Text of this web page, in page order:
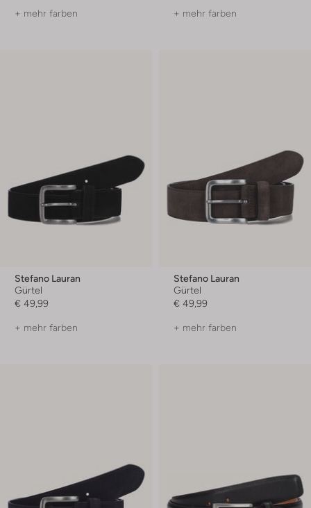
+ mehr farben + mehr farben
Stefano Lauran
Gürtel
€ 49,99
+ mehr farben
Stefano Lauran
Gürtel
€ 49,99
+ mehr farben